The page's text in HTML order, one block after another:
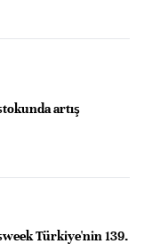
artış
Türkiye'nin 139.